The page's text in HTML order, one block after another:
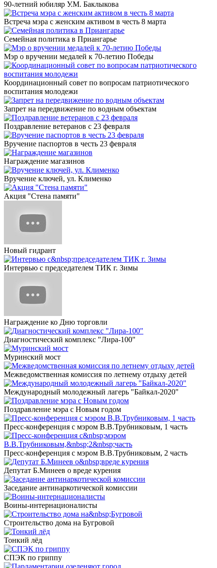
90-летний юбиляр У.М. Баклыкова
Встреча мэра с женским активом в честь 8 марта
Семейная политика в Приангарье
Мэр о вручении медалей к 70-летию Победы
Координационный совет по вопросам патриотического
воспитания молодежи
Запрет на передвижение по водным объектам
Поздравление ветеранов с 23 февраля
Вручение паспортов в честь 23 февраля
Награждение магазинов
Вручение ключей, ул. Клименко
Акция "Стена памяти"
Новый гидрант
Интервью с председателем ТИК г. Зимы
Награждение ко Дню торговли
Диагностический комплекс "Лира-100"
Муринский мост
Межведомственная комиссия по летнему отдыху детей
Международный молодежный лагерь "Байкал-2020"
Поздравление мэра с Новым годом
Пресс-конференция с мэром В.В.Трубниковым, 1 часть
Пресс-конференция с мэром В.В.Трубниковым, 2 часть
Депутат Б.Минеев о вреде курения
Заседание антинаркотической комиссии
Воины-интернационалисты
Строительство дома на Бугровой
Тонкий лёд
СПЭК по гриппу